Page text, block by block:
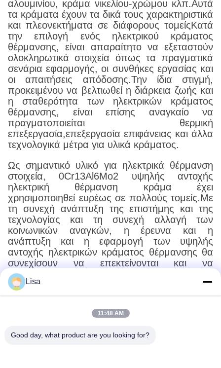
αλουμινίου, κράμα νικελίου-χρώμου κλπ.Αυτά
τα κράματα έχουν τα δικά τους χαρακτηριστικά
και πλεονεκτήματα σε διάφορους τομείςΚατά
την επιλογή ενός ηλεκτρικού κράματος
θέρμανσης, είναι απαραίτητο να εξεταστούν
ολοκληρωτικά στοιχεία όπως τα πραγματικά
σενάρια εφαρμογής, οι συνθήκες εργασίας και
οι απαιτήσεις απόδοσης.Την ίδια στιγμή,
προκειμένου να βελτιωθεί η διάρκεια ζωής και
η σταθερότητα των ηλεκτρικών κράματος
θέρμανσης, είναι επίσης αναγκαίο να
πραγματοποιείται θερμική
επεξεργασία,επεξεργασία επιφάνειας και άλλα
τεχνολογικά μέτρα για υλικά κράματος.
Ως σημαντικό υλικό για ηλεκτρικά θέρμανση
στοιχεία, 0Cr13Al6Mo2 υψηλής αντοχής
ηλεκτρική θέρμανση κράμα έχει
χρησιμοποιηθεί ευρέως σε πολλούς τομείς.Με
τη συνεχή ανάπτυξη της επιστήμης και της
τεχνολογίας και τη συνεχή αλλαγή των
κοινωνικών αναγκών, η έρευνα και η
ανάπτυξη και η εφαρμογή των υψηλής
αντοχής ηλεκτρικών κράματος θέρμανσης θα
συνεχίσουν να επεκτείνονται και να
εμβαθύνονται, φέρνοντας περισσότερη
ευκολία και οφέλη στην ανθρώπινη παραγωγή
και τη ζωή.
Lisa
11:48 AM
Good day, what product are you looking for?